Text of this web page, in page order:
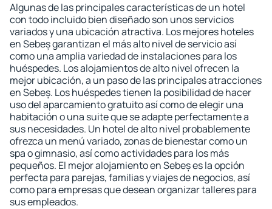
Algunas de las principales características de un hotel
con todo incluido bien diseñado son unos servicios
variados y una ubicación atractiva. Los mejores hoteles
en Sebeș garantizan el más alto nivel de servicio así
como una amplia variedad de instalaciones para los
huéspedes. Los alojamientos de alto nivel ofrecen la
mejor ubicación, a un paso de las principales atracciones
en Sebeș. Los huéspedes tienen la posibilidad de hacer
uso del aparcamiento gratuito así como de elegir una
habitación o una suite que se adapte perfectamente a
sus necesidades. Un hotel de alto nivel probablemente
ofrezca un menú variado, zonas de bienestar como un
spa o gimnasio, así como actividades para los más
pequeños. El mejor alojamiento en Sebeș es la opción
perfecta para parejas, familias y viajes de negocios, así
como para empresas que desean organizar talleres para
sus empleados.